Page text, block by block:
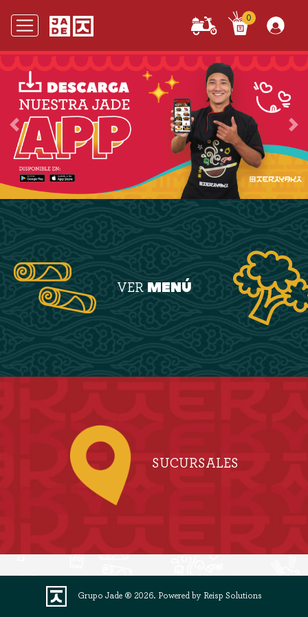
0
Anterior
VER MENÚ
SUCURSALES
Grupo Jade ® 2026. Powered by Reisp Solutions